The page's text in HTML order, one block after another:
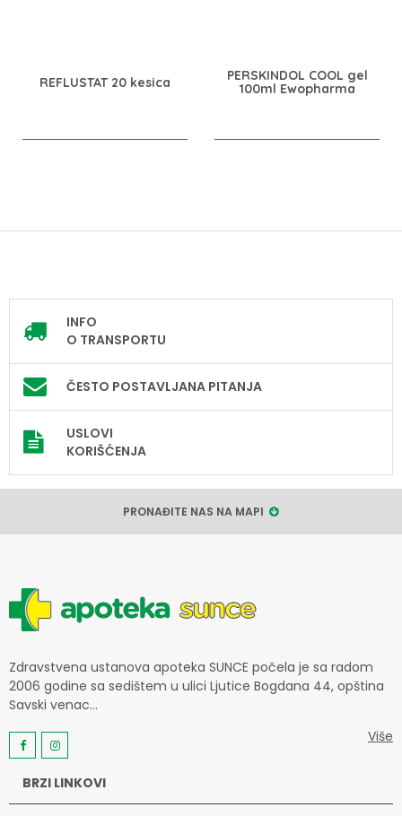
REFLUSTAT 20 kesica
PERSKINDOL COOL gel
100ml Ewopharma
INFO
O TRANSPORTU
ČESTO POSTAVLJANA PITANJA
USLOVI
KORIŠĆENJA
PRONAĐITE NAS NA MAPI
Zdravstvena ustanova apoteka SUNCE počela je sa radom
2006 godine sa sedištem u ulici Ljutice Bogdana 44, opština
Savski venac...
Više
BRZI LINKOVI